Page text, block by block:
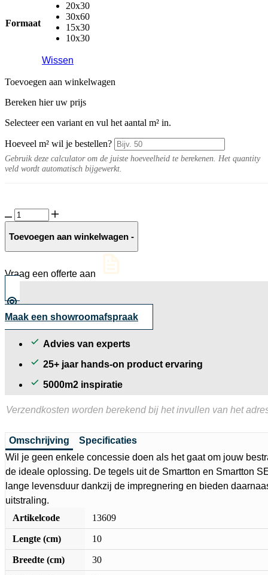
Formaat
20x30
30x60
15x30
10x30
Wissen
Toevoegen aan winkelwagen
Bereken hier uw prijs
Selecteer een variant en vul het aantal m² in.
Hoeveel m² wil je bestellen?
Gebruik deze calculator om de juiste hoeveelheid te berekenen. Het quantity
veld wordt automatisch bijgewerkt.
Smartton
Matterhorn
aantal
Toevoegen aan winkelwagen -
Vraag een offerte aan
Maak een showroomafspraak
Advies van experts
25+ jaar hands-on product ervaring
5000m2 inspiratie
Verzendkosten worden berekend bij het invullen van het
Omschrijving
Specificaties
Wil je geen enkele concessie doen als het gaat om jouw
de ideale oplossing. De tegels uit de Smartton en Smartton
lange levensduur dankzij de impregnering en bieden
uitstraling.
Artikelcode
13609
Lengte (cm) 10
Breedte (cm) 30